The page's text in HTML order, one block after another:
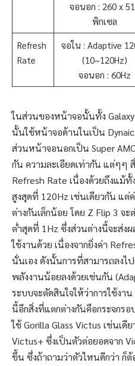
จอนอก : 260 x
พิกเซล
Refresh
Rate
จอใน : Adaptive
(10~120Hz)
จอนอก : 60Hz
ในส่วนของหน้าจอนั้นทั้ง
นั้นใช้หน้าจอด้านในเป็น
ส่วนหน้าจอนอกเป็น Super
กัน ความละเอียดเท่ากัน แต่ๆๆ
Refresh Rate เนื่องด้วยถึงแม้
สูงสุดที่ 120Hz เช่นเดียวกัน แ
ต่างกันเล็กน้อย โดย Z Flip 3 จ
ต่ำสุดที่ 1Hz ซึ่งส่วนต่างนี้จะส่ง
ใช้งานด้วย เนื่องจากยิ่งค่า
นั่นเอง ดังนั้นการที่สามารถลงไ
พลังงานน้อยลงด้วยเช่นกัน
ระบบจะตัดสินใจให้ว่าการใช้ง
นี้อีกสิ่งที่แตกต่างกันคือกระจกรอ
ใช้ Gorilla Glass Victus เช่นเ
Victus+ ซึ่งเป็นตัวต่อยอดจาก
ขึ้น ซึ่งถ้าถามว่าตัวไหนดีกว่า ก็ต้